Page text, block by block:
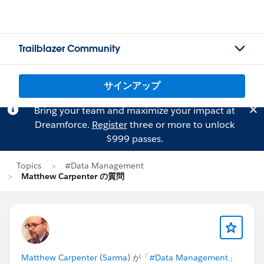
Trailblazer Community
サインアップ
Bring your team and maximize your impact at
Dreamforce. Registerthree or more to unlock
$999 passes.
Topics
#Data Management
Matthew Carpenter の質問
Matthew Carpenter (Sarma) が「#Data Management 」